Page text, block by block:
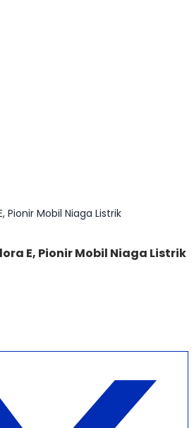
Pionir Mobil Niaga Listrik
E, Pionir Mobil Niaga Listrik